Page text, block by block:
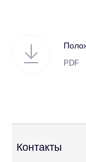
PDF
Контакты